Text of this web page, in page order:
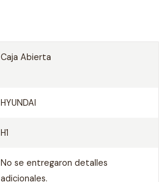
Caja Abierta
HYUNDAI
H1
No se entregaron detalles
adicionales.